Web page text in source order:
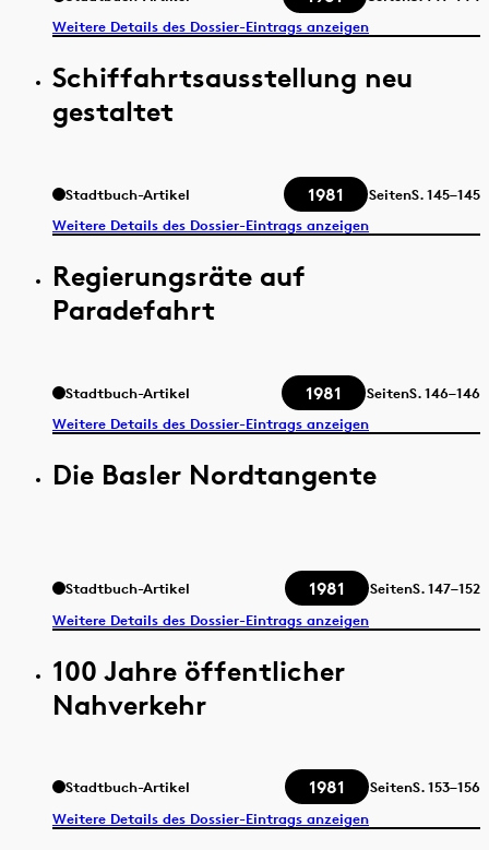
Weitere Details des Dossier-Eintrags anzeigen
Schiffahrtsausstellung neu
gestaltet
Stadtbuch-Artikel 1981 SeitenS.145–145
Weitere Details des Dossier-Eintrags anzeigen
Regierungsräte auf
Paradefahrt
Stadtbuch-Artikel 1981 SeitenS.146–146
Weitere Details des Dossier-Eintrags anzeigen
Die Basler Nordtangente
Stadtbuch-Artikel 1981 SeitenS.147–152
Weitere Details des Dossier-Eintrags anzeigen
100 Jahre öffentlicher
Nahverkehr
Stadtbuch-Artikel 1981 SeitenS.153–156
Weitere Details des Dossier-Eintrags anzeigen